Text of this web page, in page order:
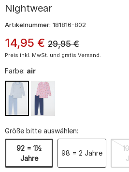
Nightwear
Artikelnummer: 181816-802
14,95 € 29,95 €
Preis inkl. MwSt. und gratis Versand.
Farbe: air
Größe bitte auswählen:
92 = 1½
Jahre
98 = 2 Jahre